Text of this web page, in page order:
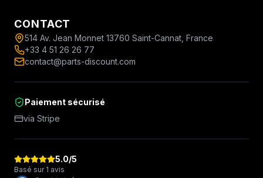
CONTACT
514 Av. Jean Monnet 13760 Saint-Cannat, France
+33 4 51 26 26 77
contact@parts-discount.com
Paiement sécurisé
via Stripe
5.0/5
Basé sur 1 avis